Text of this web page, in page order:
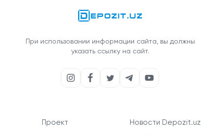
При использовании информации сайта, вы должны
указать ссылку на сайт.
Проект Новости Depozit.uz